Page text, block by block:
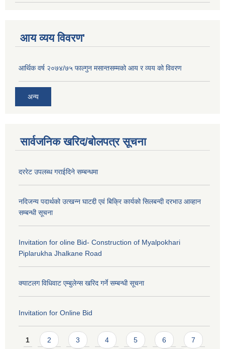
आय व्यय विवरण'
आर्थिक वर्ष २०७४/७५ फाल्गुन मसान्तसम्मको आय र व्यय को विवरण
अन्य
सार्वजनिक खरिद/बोलपत्र सूचना
दररेट उपलब्ध गराईदिने सम्बन्धमा
नदिजन्य पदार्थको उत्खन्न घाटद्दी एवं बिक्रि कार्यको सिलबन्दी दरभाउ आव्हान
सम्बन्धी सूचना
Invitation for oline Bid- Construction of Myalpokhari
Piplarukha Jhalkane Road
क्याटलग विधिवाट एम्बुलेन्स खरिद गर्ने सम्बन्धी सूचना
Invitation for Online Bid
Pages
1 2 3 4 5 6 7